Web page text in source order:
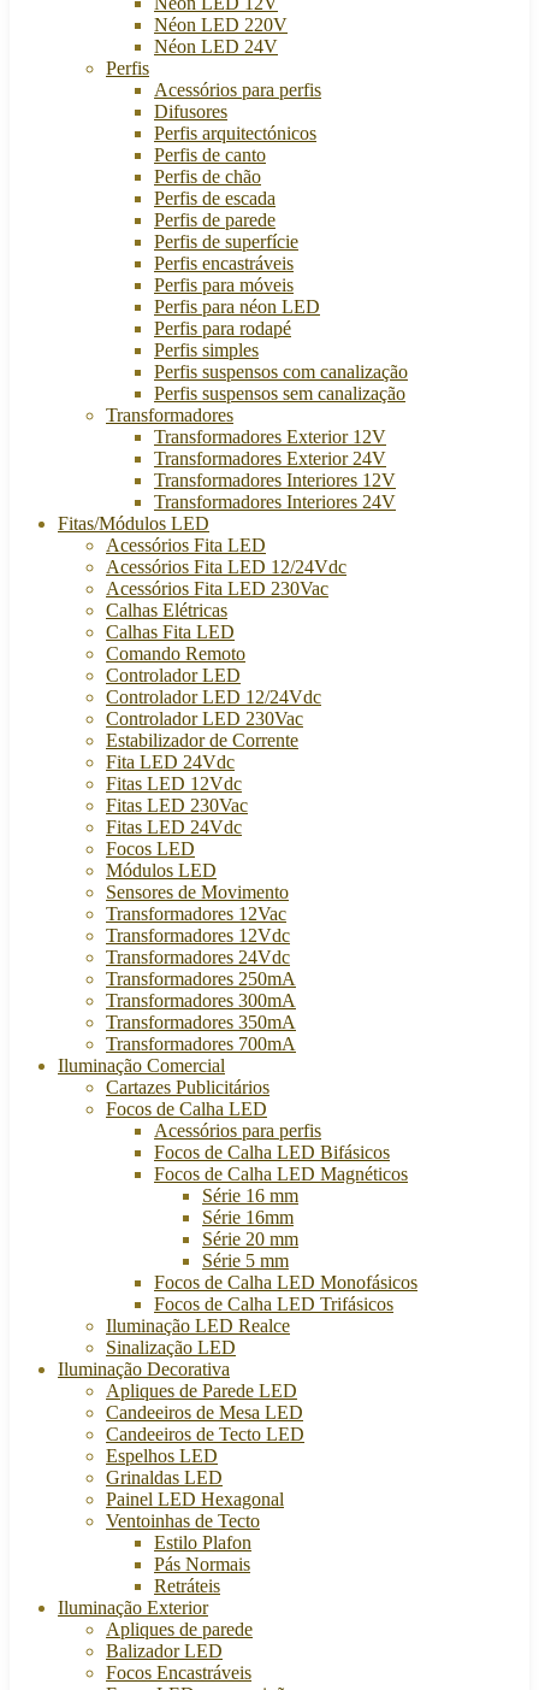
Néon LED 220V
Néon LED 24V
Perfis
Acessórios para perfis
Difusores
Perfis arquitectónicos
Perfis de canto
Perfis de chão
Perfis de escada
Perfis de parede
Perfis de superfície
Perfis encastráveis
Perfis para móveis
Perfis para néon LED
Perfis para rodapé
Perfis simples
Perfis suspensos com canalização
Perfis suspensos sem canalização
Transformadores
Transformadores Exterior 12V
Transformadores Exterior 24V
Transformadores Interiores 12V
Transformadores Interiores 24V
Fitas/Módulos LED
Acessórios Fita LED
Acessórios Fita LED 12/24Vdc
Acessórios Fita LED 230Vac
Calhas Elétricas
Calhas Fita LED
Comando Remoto
Controlador LED
Controlador LED 12/24Vdc
Controlador LED 230Vac
Estabilizador de Corrente
Fita LED 24Vdc
Fitas LED 12Vdc
Fitas LED 230Vac
Fitas LED 24Vdc
Focos LED
Módulos LED
Sensores de Movimento
Transformadores 12Vac
Transformadores 12Vdc
Transformadores 24Vdc
Transformadores 250mA
Transformadores 300mA
Transformadores 350mA
Transformadores 700mA
Iluminação Comercial
Cartazes Publicitários
Focos de Calha LED
Acessórios para perfis
Focos de Calha LED Bifásicos
Focos de Calha LED Magnéticos
Série 16 mm
Série 16mm
Série 20 mm
Série 5 mm
Focos de Calha LED Monofásicos
Focos de Calha LED Trifásicos
Iluminação LED Realce
Sinalização LED
Iluminação Decorativa
Apliques de Parede LED
Candeeiros de Mesa LED
Candeeiros de Tecto LED
Espelhos LED
Grinaldas LED
Painel LED Hexagonal
Ventoinhas de Tecto
Estilo Plafon
Pás Normais
Retráteis
Iluminação Exterior
Apliques de parede
Balizador LED
Focos Encastráveis